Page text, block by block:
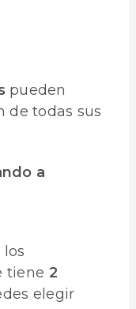
pueden
de todas sus
a
tiene 2
elegir